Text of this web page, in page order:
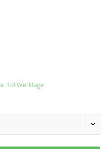
1-3 Werktage